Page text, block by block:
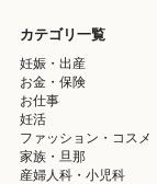
カテゴリ一覧
妊娠・出産
お金・保険
お仕事
妊活
ファッション・コスメ
家族・旦那
産婦人科・小児科